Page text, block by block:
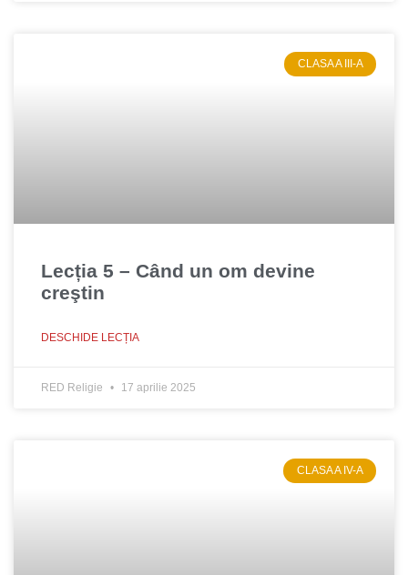
CLASA A III-A
Lecția 5 – Când un om devine
creştin
DESCHIDE LECȚIA
RED Religie 17 aprilie 2025
CLASA A IV-A